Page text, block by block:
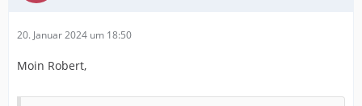
20. Januar 2024 um 18:50
Moin Robert,